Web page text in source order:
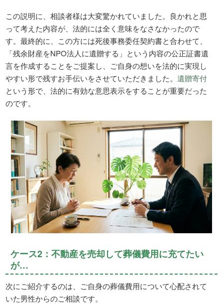
この説明に、相談者様は大変驚かれていました。良かれと思
って考えた内容が、法的には全く意味をなさなかったので
す。最終的に、この方には死後事務委任契約書と合わせて、
「残余財産をNPO法人に遺贈する」という内容の公正証書遺
言を作成することをご提案し、ご自身の想いを法的に実現し
やすい形で残すお手伝いをさせていただきました。遺贈寄付
という形で、法的に有効な意思表示をすることが重要だった
のです。
ケース2：不動産を売却して葬儀費用に充てたい
が…
次にご紹介するのは、ご自身の葬儀費用について心配されて
いた男性からのご相談です。